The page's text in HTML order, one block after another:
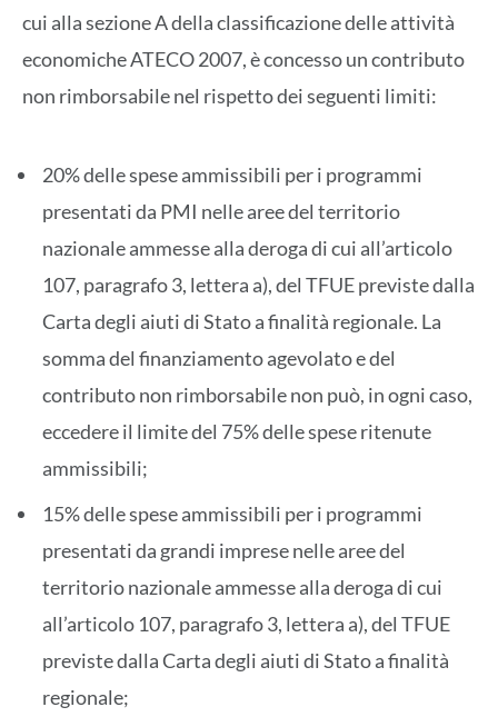
cui alla sezione A della classificazione delle attività
economiche ATECO 2007, è concesso un contributo
non rimborsabile nel rispetto dei seguenti limiti:
20% delle spese ammissibili per i programmi
presentati da PMI nelle aree del territorio
nazionale ammesse alla deroga di cui all’articolo
107, paragrafo 3, lettera a), del TFUE previste dalla
Carta degli aiuti di Stato a finalità regionale. La
somma del finanziamento agevolato e del
contributo non rimborsabile non può, in ogni caso,
eccedere il limite del 75% delle spese ritenute
ammissibili;
15% delle spese ammissibili per i programmi
presentati da grandi imprese nelle aree del
territorio nazionale ammesse alla deroga di cui
all’articolo 107, paragrafo 3, lettera a), del TFUE
previste dalla Carta degli aiuti di Stato a finalità
regionale;